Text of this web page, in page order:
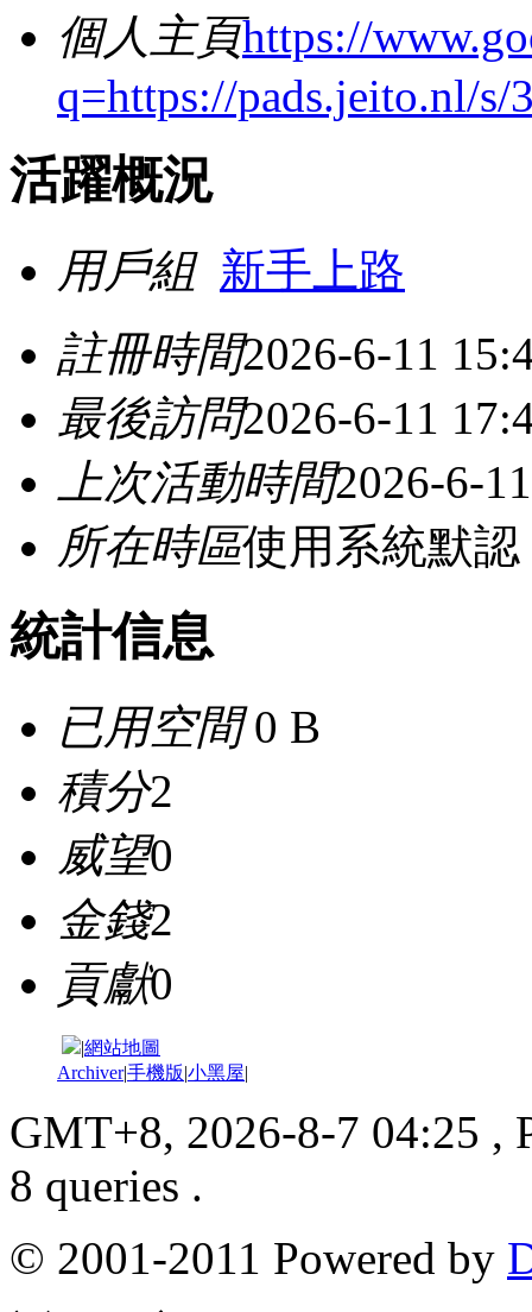
個人主頁https://
q=https://pads.jeito.nl/s/
活躍概況
用戶組 新手上路
註冊時間2026-6-11
最後訪問2026-6-11
上次活動時間2026-6-
所在時區使用系統默認
統計信息
已用空間0 B
積分2
威望0
金錢2
貢獻0
|網站地圖
Archiver|手機版|小黑屋|
GMT+8, 2026-8-7 04:25 ,
8 queries .
© 2001-2011 Powered by